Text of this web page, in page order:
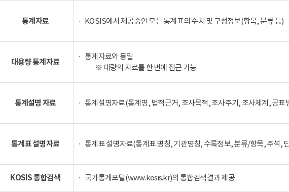
통계자료 KOSIS에서 제공중인 모든 통계표의 수치 및 구성정보(항목, 분류 등)
대용량 통계자료
통계자료와 동일
※ 대량의 자료를 한 번에 접근 가능
통계설명 자료 통계설명자료(통계명, 법적근거, 조사목적, 조사주기, 조사체계, 공표
통계표 설명자료 통계표 설명자료(통계표 명칭, 기관명칭, 수록정보, 분류/항목, 주석,
KOSIS 통합검색 국가통계포털(www.kosis.kr)의 통합검색결과 제공